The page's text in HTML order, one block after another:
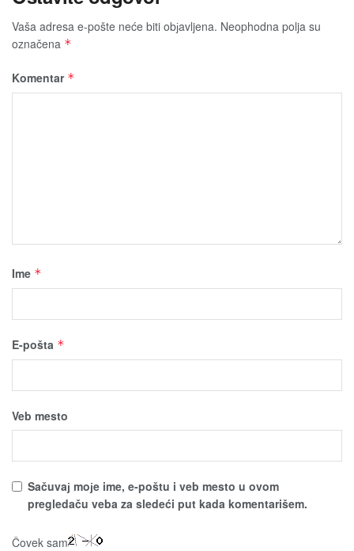
Vaša adresa e-pošte neće biti obјavljena. Neophodna polja su
označena *
Komentar *
Ime *
E-pošta *
Veb mesto
Sačuvaј moјe ime, e-poštu i veb mesto u ovom
pregledaču veba za sledeći put kada komentarišem.
Čovek sam